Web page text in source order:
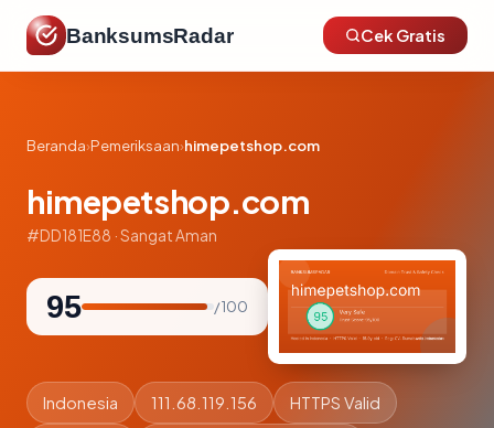
BanksumsRadar Cek Gratis
Beranda›Pemeriksaan›himepetshop.com
himepetshop.com
#DD181E88 · Sangat Aman
95 / 100
Indonesia 111.68.119.156 HTTPS Valid